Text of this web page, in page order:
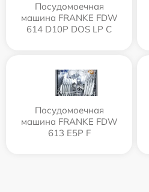
Посудомоечная
машина FRANKE FDW
614 D10P DOS LP C
Посудомоечная
машина FRANKE FDW
613 E5P F